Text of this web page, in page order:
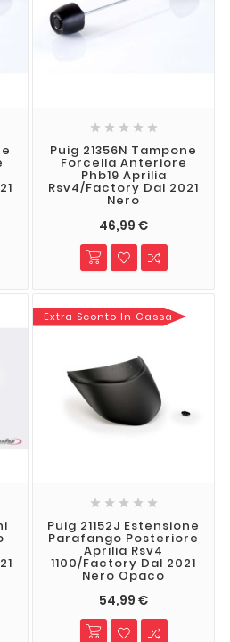
    
Puig 21356N Tampone
Forcella Anteriore
Phb19 Aprilia
Rsv4/Factory Dal 2021
Nero
46,99 €
Extra Sconto In Cassa
    
Puig 21152J Estensione
Parafango Posteriore
Aprilia Rsv4
1100/Factory Dal 2021
Nero Opaco
54,99 €